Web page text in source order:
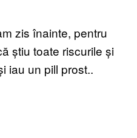
zis înainte, pentru
știu toate riscurile și
iau un pill prost..